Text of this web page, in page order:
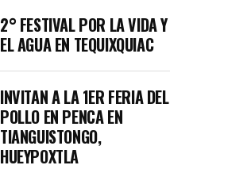
2° FESTIVAL POR LA VIDA Y
EL AGUA EN TEQUIXQUIAC
INVITAN A LA 1ER FERIA DEL
POLLO EN PENCA EN
TIANGUISTONGO,
HUEYPOXTLA